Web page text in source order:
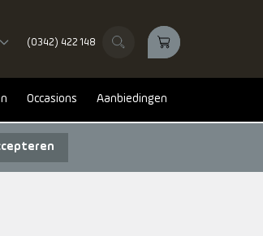
(0342) 422 148
Occasions Aanbiedingen